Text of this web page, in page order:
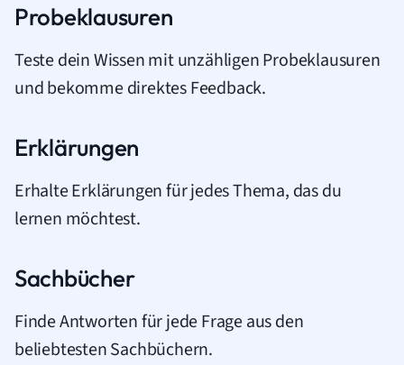
Probeklausuren
Teste dein Wissen mit unzähligen Probeklausuren
und bekomme direktes Feedback.
Erklärungen
Erhalte Erklärungen für jedes Thema, das du
lernen möchtest.
Sachbücher
Finde Antworten für jede Frage aus den
beliebtesten Sachbüchern.